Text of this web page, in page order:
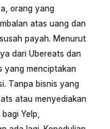
orang yang
atas uang dan
payah. Menurut
dari Ubereats dan
yang menciptakan
Tanpa bisnis yang
atau menyediakan
Yelp,